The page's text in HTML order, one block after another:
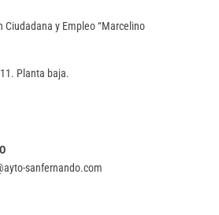
Ciudadana y Empleo “Marcelino
Planta baja.
sanfernando.com